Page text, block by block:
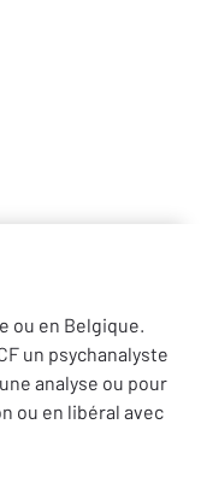
ou en Belgique.
un psychanalyste
analyse ou pour
ou en libéral avec